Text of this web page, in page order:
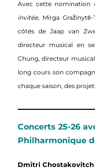
Avec cette nomination
invitée, Mirga
côtés de Jaap van
directeur musical en
Chung, directeur
long cours son
chaque saison, des
Concerts 25-26
Philharmonique
Dmitri Chostakovitch